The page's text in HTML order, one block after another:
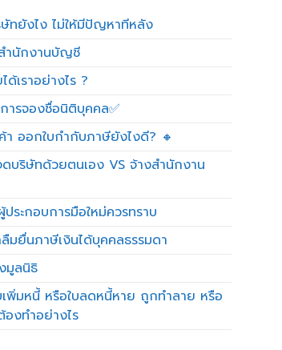
ทยังไง ไม่ให้มีปัญหาทีหลัง
ำนักงานบัญชี
ด้เราอย่างไร ?
ารจองชื่อนิติบุคคล✅
ออกใบกำกับภาษียังไงดี? 🔸
ดบริษัทด้วยตนเอง VS จ้างสำนักงาน
ระกอบการมือใหม่ควรทราบ
ลืมยื่นภาษีเงินได้บุคคลธรรมดา
มูลนิธิ
พิ่มหนี้ หรือใบลดหนี้หาย ถูกทำลาย หรือ
องทำอย่างไร